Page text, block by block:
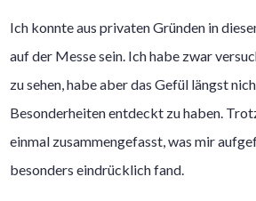
Ich konnte aus privaten Gründen in
auf der Messe sein. Ich habe zwar
zu sehen, habe aber das Gefül längst
Besonderheiten entdeckt zu haben.
einmal zusammengefasst, was mir
besonders eindrücklich fand.